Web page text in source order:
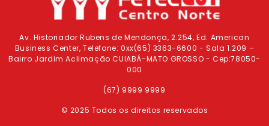
Av. Historiador Rubens de Mendonça, 2.254, Ed. American
Business Center, Telefone: 0xx(65) 3363-6600 - Sala 1.209 –
Bairro Jardim Aclimação CUIABÁ-MATO GROSSO - Cep:78050-
000
(67) 9999 9999
© 2025 Todos os direitos reservados